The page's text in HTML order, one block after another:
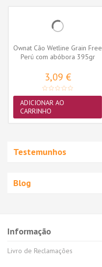
Ownat Cão Wetline Grain Free
Perú com abóbora 395gr
3,09 €
ADICIONAR AO
CARRINHO
Testemunhos
Blog
Informação
Livro de Reclamações